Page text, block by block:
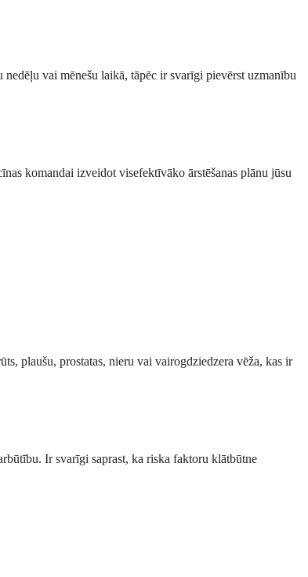
vai mēnešu laikā, tāpēc ir svarīgi pievērst uzmanību
komandai izveidot visefektīvāko ārstēšanas plānu jūsu
plaušu, prostatas, nieru vai vairogdziedzera vēža, kas ir
Ir svarīgi saprast, ka riska faktoru klātbūtne